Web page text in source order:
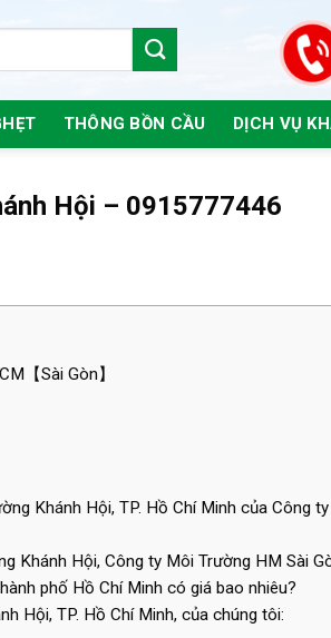
THÔNG BỒN CẦU DỊCH VỤ
Hội – 0915777446
【Sài Gòn】
Khánh Hội, TP. Hồ Chí Minh của Công
Khánh Hội, Công ty Môi Trường HM Sài
phố Hồ Chí Minh có giá bao nhiêu?
Hội, TP. Hồ Chí Minh, của chúng tôi: